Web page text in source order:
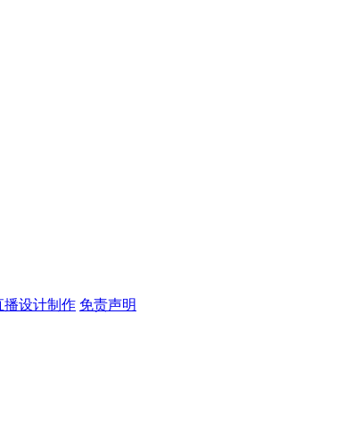
播设计制作 免责声明